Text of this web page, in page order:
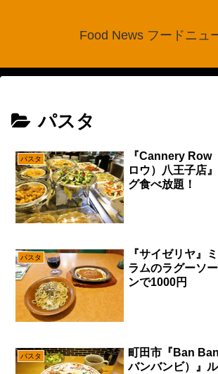
Food News フードニュ
パスタ
パスタ
『Cannery Row
ロウ）八王子店
グ食べ放題！
パスタ
『サイゼリヤ』
ラムのラグーソ
ンで1000円
パスタ
町田市『Ban
バンバンビ）』